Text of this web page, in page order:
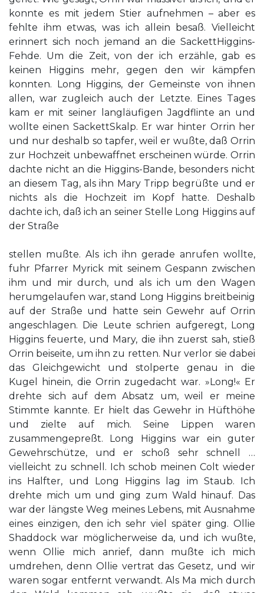
konnte es mit jedem Stier aufnehmen – aber es
fehlte ihm etwas, was ich allein besaß. Vielleicht
erinnert sich noch jemand an die SackettHiggins-
Fehde. Um die Zeit, von der ich erzähle, gab es
keinen Higgins mehr, gegen den wir kämpfen
konnten. Long Higgins, der Gemeinste von ihnen
allen, war zugleich auch der Letzte. Eines Tages
kam er mit seiner langläufigen Jagdflinte an und
wollte einen SackettSkalp. Er war hinter Orrin her
und nur deshalb so tapfer, weil er wußte, daß Orrin
zur Hochzeit unbewaffnet erscheinen würde. Orrin
dachte nicht an die Higgins-Bande, besonders nicht
an diesem Tag, als ihn Mary Tripp begrüßte und er
nichts als die Hochzeit im Kopf hatte. Deshalb
dachte ich, daß ich an seiner Stelle Long Higgins auf
der Straße
stellen mußte. Als ich ihn gerade anrufen wollte,
fuhr Pfarrer Myrick mit seinem Gespann zwischen
ihm und mir durch, und als ich um den Wagen
herumgelaufen war, stand Long Higgins breitbeinig
auf der Straße und hatte sein Gewehr auf Orrin
angeschlagen. Die Leute schrien aufgeregt, Long
Higgins feuerte, und Mary, die ihn zuerst sah, stieß
Orrin beiseite, um ihn zu retten. Nur verlor sie dabei
das Gleichgewicht und stolperte genau in die
Kugel hinein, die Orrin zugedacht war. »Long!« Er
drehte sich auf dem Absatz um, weil er meine
Stimmte kannte. Er hielt das Gewehr in Hüfthöhe
und zielte auf mich. Seine Lippen waren
zusammengepreßt. Long Higgins war ein guter
Gewehrschütze, und er schoß sehr schnell …
vielleicht zu schnell. Ich schob meinen Colt wieder
ins Halfter, und Long Higgins lag im Staub. Ich
drehte mich um und ging zum Wald hinauf. Das
war der längste Weg meines Lebens, mit Ausnahme
eines einzigen, den ich sehr viel später ging. Ollie
Shaddock war möglicherweise da, und ich wußte,
wenn Ollie mich anrief, dann mußte ich mich
umdrehen, denn Ollie vertrat das Gesetz, und wir
waren sogar entfernt verwandt. Als Ma mich durch